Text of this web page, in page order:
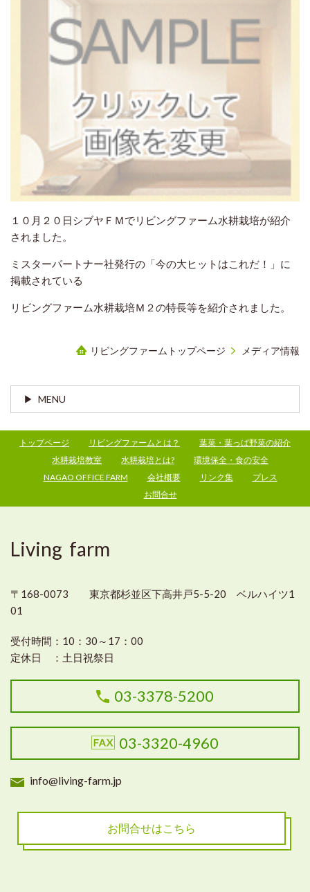
１０月２０日シブヤＦＭでリビングファーム水耕栽培が紹介
されました。
ミスターパートナー社発行の「今の大ヒットはこれだ！」に
掲載されている
リビングファーム水耕栽培Ｍ２の特長等を紹介されました。
リビングファームトップページ メディア情報
MENU
トップページ リビングファームとは？
葉菜・葉っぱ野菜の紹介
水耕栽培教室
水耕栽培とは?
環境保全・食の安全
NAGAO OFFICE FARM
会社概要 リンク集
プレス
お問合せ
Living farm
〒168-0073 東京都杉並区下高井戸5-5-20 ベルハイツ1
01
受付時間： 10：30～17：00
定休日 ： 土日祝祭日
03-3378-5200
03-3320-4960
info@living-farm.jp
お問合せはこちら